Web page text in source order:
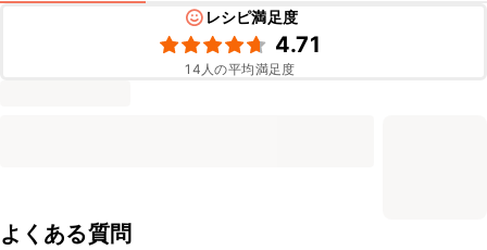
レシピ満足度
4.71
14 人の平均満足度
よくある質問